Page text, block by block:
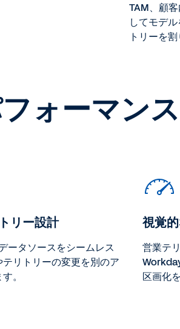
TAM、顧
してモデ
トリーを
ォーマン
リー設計
ータソースをシームレス
リトリーの変更を別のア
。
視覚
営業テ
区画化